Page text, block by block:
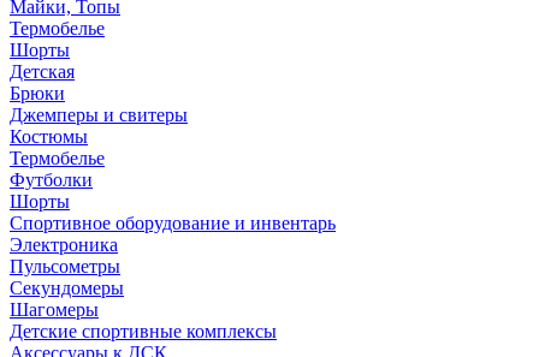
Майки, Топы
Термобелье
Шорты
Детская
Брюки
Джемперы и свитеры
Костюмы
Термобелье
Футболки
Шорты
Спортивное оборудование и инвентарь
Электроника
Пульсометры
Секундомеры
Шагомеры
Детские спортивные комплексы
Аксессуары к ДСК